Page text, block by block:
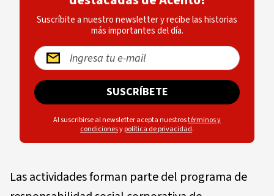
Suscríbite a nuestro newsletter y recibe las historias
más importantes del día.
SUSCRÍBETE
Al suscribirse al newsletter acepta nuestrostérminos y
condicionesypolítica de privacidad.
Las actividades forman parte del programa de